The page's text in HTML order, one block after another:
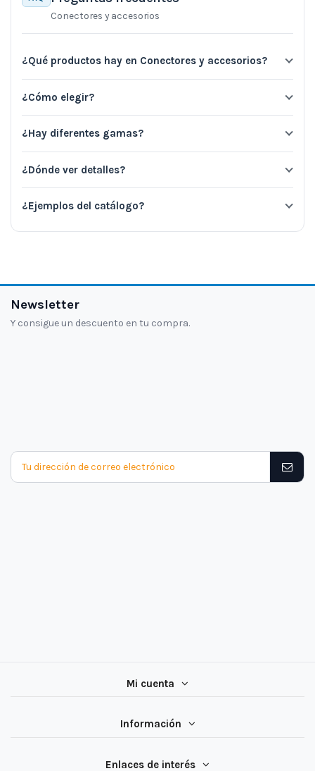
Conectores y accesorios
¿Qué productos hay en Conectores y accesorios?
¿Cómo elegir?
¿Hay diferentes gamas?
¿Dónde ver detalles?
¿Ejemplos del catálogo?
Newsletter
Y consigue un descuento en tu compra.
Mi cuenta
Información
Enlaces de interés